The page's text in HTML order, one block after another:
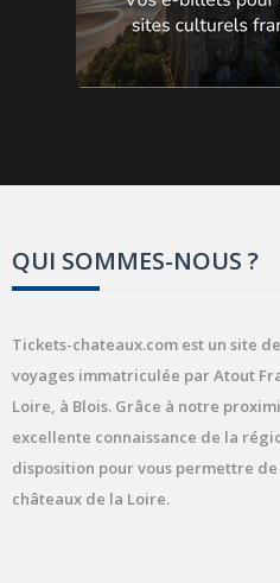
QUI SOMMES-NOUS ?
Tickets-chateaux.com est un site
voyages immatriculée par Atout
Loire, à Blois. Grâce à notre
excellente connaissance de la
disposition pour vous permettre
châteaux de la Loire.